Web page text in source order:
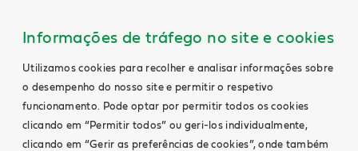
Informações de tráfego no site e cookies
Utilizamos cookies para recolher e analisar informações sobre
o desempenho do nosso site e permitir o respetivo
funcionamento. Pode optar por permitir todos os cookies
clicando em “Permitir todos” ou geri-los individualmente,
clicando em “Gerir as preferências de cookies”, onde também